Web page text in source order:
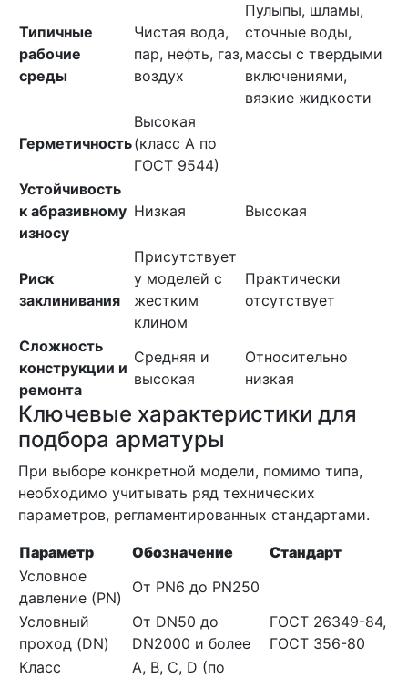
Типичные
рабочие
среды
Чистая вода,
пар, нефть, газ,
воздух
Пулыпы, шламы,
сточные воды,
массы с твердыми
включениями,
вязкие жидкости
Герметичность
Высокая
(класс А по
ГОСТ 9544)
Устойчивость
к абразивному
износу
Низкая Высокая
Риск
заклинивания
Присутствует
у моделей с
жестким
клином
Практически
отсутствует
Сложность
конструкции и
ремонта
Средняя и
высокая
Относительно
низкая
Ключевые характеристики для
подбора арматуры
При выборе конкретной модели, помимо типа,
необходимо учитывать ряд технических
параметров, регламентированных стандартами.
Параметр Обозначение
Стандарт
Условное
давление (PN)
От PN6 до PN250
ГОСТ 26349-84,
ГОСТ 356-80
Условный
проход (DN)
От DN50 до
DN2000 и более
Класс
А, В, С, D (по